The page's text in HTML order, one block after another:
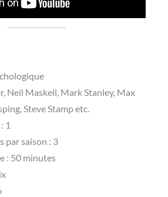
Neil Maskell, Mark Stanley, Max
Steve Stamp etc.
1
par saison : 3
: 50 minutes